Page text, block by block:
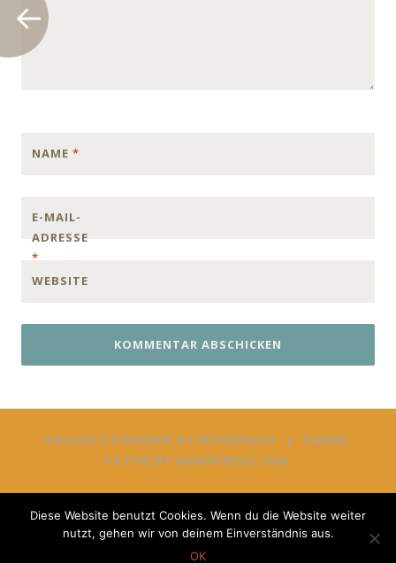
NAME *
E-MAIL-
ADRESSE
*
WEBSITE
PROUDLY POWERED BY WORDPRESS |
THEME:
FICTIVE BY WORDPRESS.COM.
Diese Website benutzt Cookies. Wenn du die Website weiter
nutzt, gehen wir von deinem Einverständnis aus.
OK